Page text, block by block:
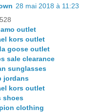
28 mai 2018 à 11:23
outlet
kors outlet
goose outlet
sale clearance
sunglasses
jordans
kors outlet
shoes
clothing